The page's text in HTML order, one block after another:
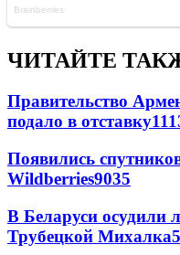
ЧИТАЙТЕ
Правительство
подало в отставку
Появились
Wildberries9035
В Беларуси осудили
Трубецкой Михалка